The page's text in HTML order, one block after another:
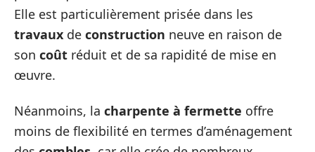
Elle est particulièrement prisée dans les
travaux de construction neuve en raison de
son coût réduit et de sa rapidité de mise en
œuvre.
Néanmoins, la charpente à fermette offre
moins de flexibilité en termes d’aménagement